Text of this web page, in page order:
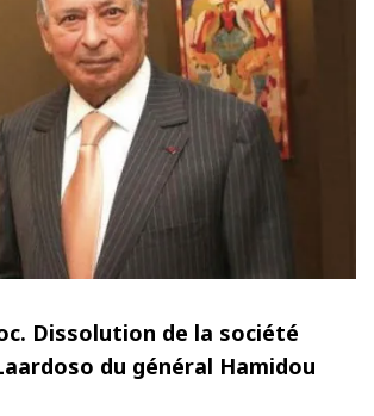
Dissolution de la société
du général Hamidou